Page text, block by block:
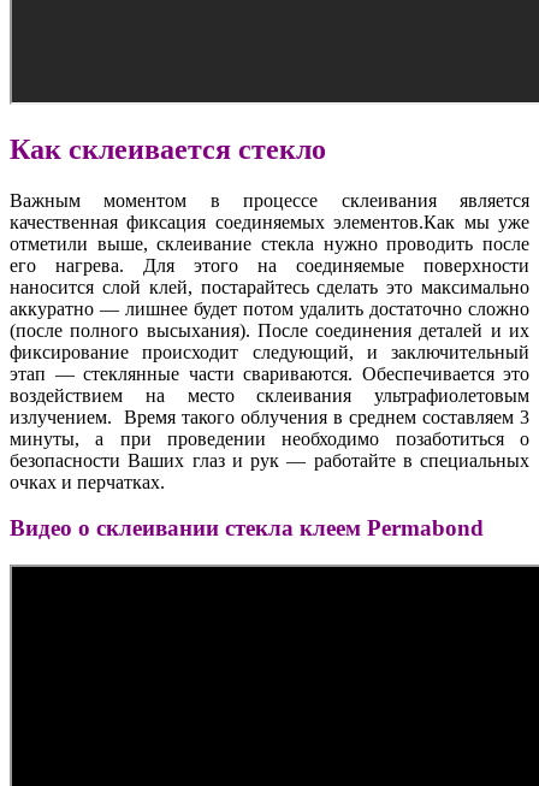
Как склеивается стекло
Важным моментом в процессе склеивания является
качественная фиксация соединяемых элементов.Как мы уже
отметили выше, склеивание стекла нужно проводить после
его нагрева. Для этого на соединяемые поверхности
наносится слой клей, постарайтесь сделать это максимально
аккуратно — лишнее будет потом удалить достаточно сложно
(после полного высыхания). После соединения деталей и их
фиксирование происходит следующий, и заключительный
этап — стеклянные части свариваются. Обеспечивается это
воздействием на место склеивания ультрафиолетовым
излучением. Время такого облучения в среднем составляем 3
минуты, а при проведении необходимо позаботиться о
безопасности Ваших глаз и рук — работайте в специальных
очках и перчатках.
Видео о склеивании стекла клеем Permabond